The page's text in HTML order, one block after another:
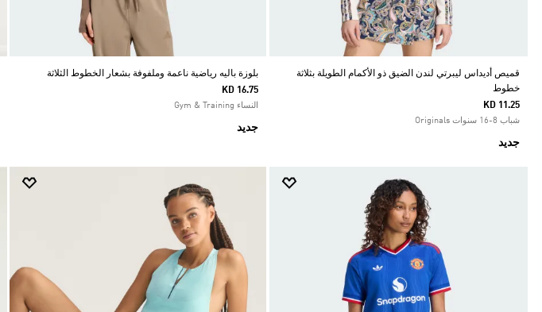
قميص أديداس ليبرتي لندن الضيق ذو الأكمام الطويلة بثلاثة
خطوط
KD 11.25
شباب 8-16 سنوات Originals
جديد
بلوزة باليه رياضية ناعمة وملفوفة بشعار الخطوط الثلاثة
KD 16.75
النساء Gym & Training
جديد